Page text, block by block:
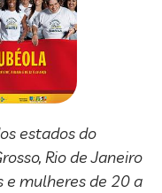
estados do
Rio de Janeiro
e mulheres de 20 a